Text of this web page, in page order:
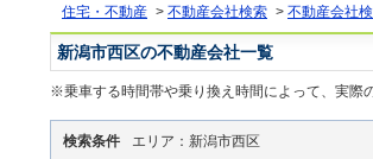
住宅・不動産 > 不動産会社検索 > 不動産会社
新潟市西区の不動産会社一覧
※乗車する時間帯や乗り換え時間によって、実際
検索条件 エリア：新潟市西区